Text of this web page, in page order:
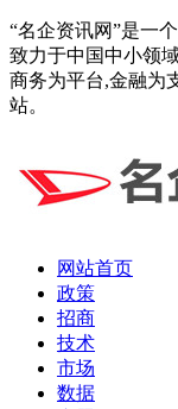
“名企资讯网”是一
致力于中国中小领
商务为平台,金融为
站。
网站首页
政策
招商
技术
市场
数据